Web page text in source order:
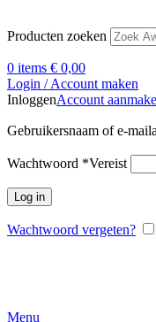
Producten zoeken
0 items € 0,00
Login / Account maken
InloggenAccount
Gebruikersnaam of e-
Wachtwoord *Vereist
Log in
Wachtwoord vergeten?
Menu